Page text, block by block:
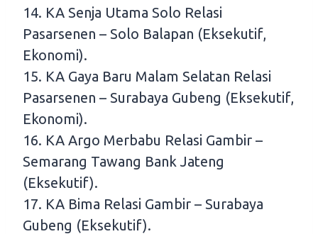
14. KA Senja Utama Solo Relasi
Pasarsenen – Solo Balapan (Eksekutif,
Ekonomi).
15. KA Gaya Baru Malam Selatan Relasi
Pasarsenen – Surabaya Gubeng (Eksekutif,
Ekonomi).
16. KA Argo Merbabu Relasi Gambir –
Semarang Tawang Bank Jateng
(Eksekutif).
17. KA Bima Relasi Gambir – Surabaya
Gubeng (Eksekutif).